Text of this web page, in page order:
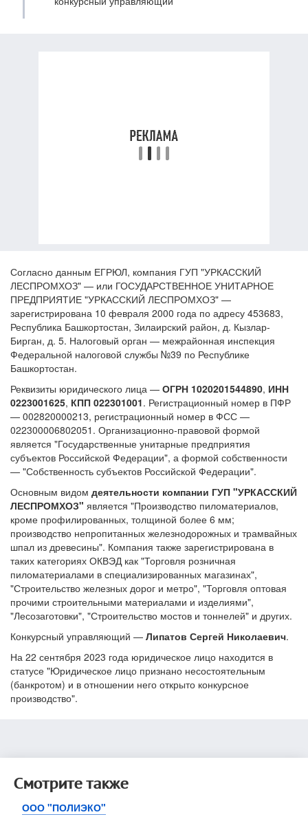
Согласно данным ЕГРЮЛ, компания ГУП "УРКАССКИЙ
ЛЕСПРОМХОЗ" — или ГОСУДАРСТВЕННОЕ УНИТАРНОЕ
ПРЕДПРИЯТИЕ "УРКАССКИЙ ЛЕСПРОМХОЗ" —
зарегистрирована 10 февраля 2000 года по адресу 453683,
Республика Башкортостан, Зилаирский район, д. Кызлар-
Бирган, д. 5. Налоговый орган — межрайонная инспекция
Федеральной налоговой службы №39 по Республике
Башкортостан.
Реквизиты юридического лица — ОГРН 1020201544890, ИНН
0223001625, КПП 022301001. Регистрационный номер в ПФР
— 002820000213, регистрационный номер в ФСС —
022300006802051. Организационно-правовой формой
является "Государственные унитарные предприятия
субъектов Российской Федерации", а формой собственности
— "Собственность субъектов Российской Федерации".
Основным видом деятельности компании ГУП "УРКАССКИЙ
ЛЕСПРОМХОЗ" является "Производство пиломатериалов,
кроме профилированных, толщиной более 6 мм;
производство непропитанных железнодорожных и трамвайных
шпал из древесины". Компания также зарегистрирована в
таких категориях ОКВЭД как "Торговля розничная
пиломатериалами в специализированных магазинах",
"Строительство железных дорог и метро", "Торговля оптовая
прочими строительными материалами и изделиями",
"Лесозаготовки", "Строительство мостов и тоннелей" и других.
Конкурсный управляющий — Липатов Сергей Николаевич.
На 22 сентября 2023 года юридическое лицо находится в
статусе "Юридическое лицо признано несостоятельным
(банкротом) и в отношении него открыто конкурсное
производство".
Смотрите также
ООО "ПОЛИЭКО"